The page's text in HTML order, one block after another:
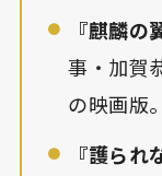
『麒麟の
事・加賀
の映画版。
『護られ